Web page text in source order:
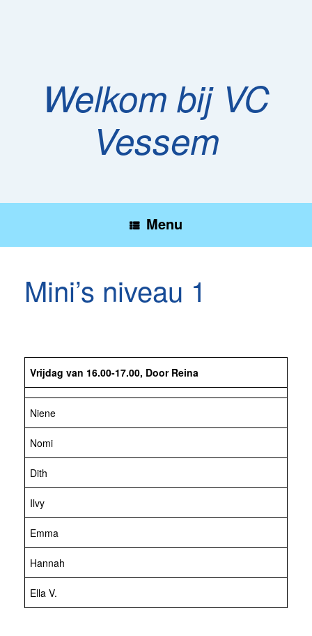
Welkom bij VC
Vessem
Menu
Mini’s niveau 1
Vrijdag van 16.00-17.00, Door Reina
Niene
Nomi
Dith
Ilvy
Emma
Hannah
Ella V.